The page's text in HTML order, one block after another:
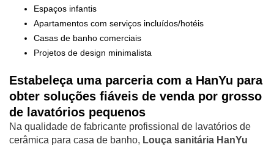
Espaços infantis
Apartamentos com serviços incluídos/hotéis
Casas de banho comerciais
Projetos de design minimalista
Estabeleça uma parceria com a HanYu para
obter soluções fiáveis de venda por grosso
de lavatórios pequenos
Na qualidade de fabricante profissional de lavatórios de
cerâmica para casa de banho, Louça sanitária HanYu